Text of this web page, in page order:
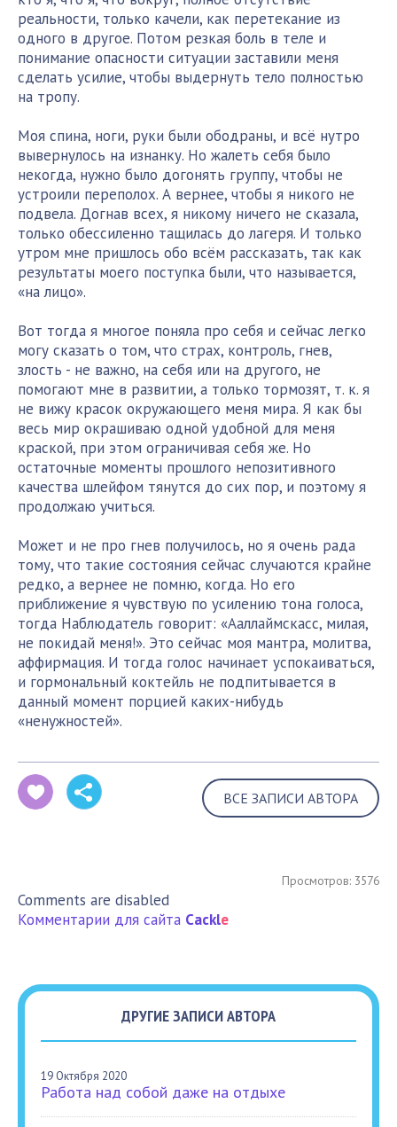
реальности, только качели, как перетекание из
одного в другое. Потом резкая боль в теле и
понимание опасности ситуации заставили меня
сделать усилие, чтобы выдернуть тело полностью
на тропу.
Моя спина, ноги, руки были ободраны, и всё нутро
вывернулось на изнанку. Но жалеть себя было
некогда, нужно было догонять группу, чтобы не
устроили переполох. А вернее, чтобы я никого не
подвела. Догнав всех, я никому ничего не сказала,
только обессиленно тащилась до лагеря. И только
утром мне пришлось обо всём рассказать, так как
результаты моего поступка были, что называется,
«на лицо».
Вот тогда я многое поняла про себя и сейчас легко
могу сказать о том, что страх, контроль, гнев,
злость - не важно, на себя или на другого, не
помогают мне в развитии, а только тормозят, т. к. я
не вижу красок окружающего меня мира. Я как бы
весь мир окрашиваю одной удобной для меня
краской, при этом ограничивая себя же. Но
остаточные моменты прошлого непозитивного
качества шлейфом тянутся до сих пор, и поэтому я
продолжаю учиться.
Может и не про гнев получилось, но я очень рада
тому, что такие состояния сейчас случаются крайне
редко, а вернее не помню, когда. Но его
приближение я чувствую по усилению тона голоса,
тогда Наблюдатель говорит: «Ааллаймскасс, милая,
не покидай меня!». Это сейчас моя мантра, молитва,
аффирмация. И тогда голос начинает успокаиваться,
и гормональный коктейль не подпитывается в
данный момент порцией каких-нибудь
«ненужностей».
ВСЕ ЗАПИСИ АВТОРА
Просмотров: 3576
Comments are disabled
Комментарии для сайта Cackle
ДРУГИЕ ЗАПИСИ АВТОРА
19 Октября 2020
Работа над собой даже на отдыхе